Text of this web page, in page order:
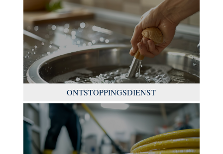
ONTSTOPPINGSDIENST